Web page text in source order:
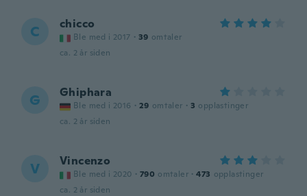
C chicco
Ble med i 2017 · 39 omtaler
ca. 2 år siden
G Ghiphara
Ble med i 2016 · 29 omtaler · 3 opplastinger
ca. 2 år siden
V Vincenzo
Ble med i 2020 · 790 omtaler · 473 opplastinger
ca. 2 år siden